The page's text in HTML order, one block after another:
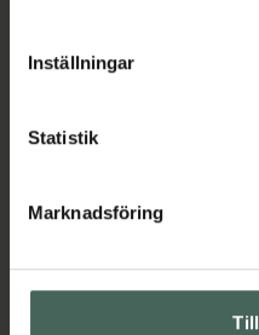
cookieinställningar. Ett
lagligheten av
Inställningar
Statistik
Marknadsföring
Innehåll
Instruktioner